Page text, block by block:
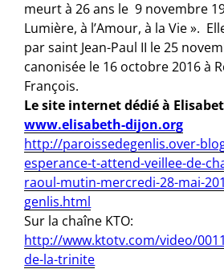
meurt à 26 ans le 9 novembre
Lumière, à l’Amour, à la Vie ».
par saint Jean-Paul II le 25
canonisée le 16 octobre 2016 à
François.
Le site internet dédié à
www.elisabeth-dijon.org
http://paroissedegenlis.over-
esperance-t-attend-veillee-de-
raoul-mutin-mercredi-28-mai-
genlis.html
Sur la chaîne KTO:
http://www.ktotv.com/video/
de-la-trinite